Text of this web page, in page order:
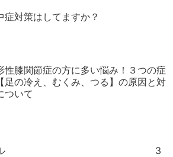
症対策はしてますか？
性膝関節症の方に多い悩み！３つの症
足の冷え、むくみ、つる】の原因と対
ついて
3